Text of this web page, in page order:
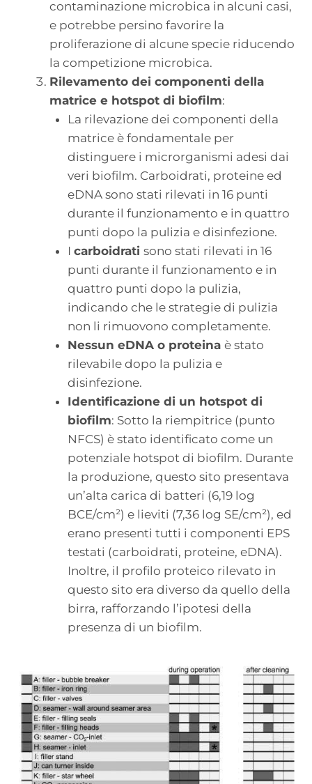
contaminazione microbica in alcuni casi,
e potrebbe persino favorire la
proliferazione di alcune specie riducendo
la competizione microbica.
Rilevamento dei componenti della
matrice e hotspot di biofilm:
La rilevazione dei componenti della
matrice è fondamentale per
distinguere i microrganismi adesi dai
veri biofilm. Carboidrati, proteine ed
eDNA sono stati rilevati in 16 punti
durante il funzionamento e in quattro
punti dopo la pulizia e disinfezione.
I carboidrati sono stati rilevati in 16
punti durante il funzionamento e in
quattro punti dopo la pulizia,
indicando che le strategie di pulizia
non li rimuovono completamente.
Nessun eDNA o proteina è stato
rilevabile dopo la pulizia e
disinfezione.
Identificazione di un hotspot di
biofilm: Sotto la riempitrice (punto
NFCS) è stato identificato come un
potenziale hotspot di biofilm. Durante
la produzione, questo sito presentava
un’alta carica di batteri (6,19 log
BCE/cm²) e lieviti (7,36 log SE/cm²), ed
erano presenti tutti i componenti EPS
testati (carboidrati, proteine, eDNA).
Inoltre, il profilo proteico rilevato in
questo sito era diverso da quello della
birra, rafforzando l’ipotesi della
presenza di un biofilm.